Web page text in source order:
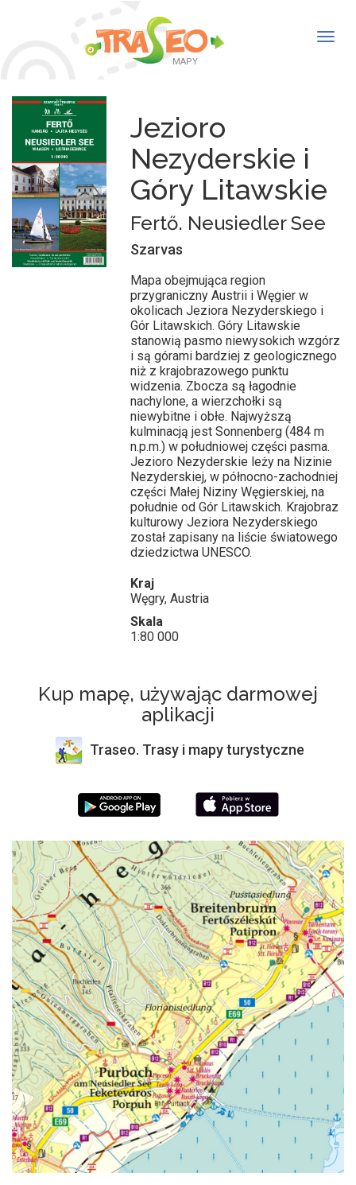
MAPY
Jezioro
Nezyderskie i
Góry Litawskie
Fertő. Neusiedler See
Szarvas
Mapa obejmująca region
przygraniczny Austrii i Węgier w
okolicach Jeziora Nezyderskiego i
Gór Litawskich. Góry Litawskie
stanowią pasmo niewysokich wzgórz
i są górami bardziej z geologicznego
niż z krajobrazowego punktu
widzenia. Zbocza są łagodnie
nachylone, a wierzchołki są
niewybitne i obłe. Najwyższą
kulminacją jest Sonnenberg (484 m
n.p.m.) w południowej części pasma.
Jezioro Nezyderskie leży na Nizinie
Nezyderskiej, w północno-zachodniej
części Małej Niziny Węgierskiej, na
południe od Gór Litawskich. Krajobraz
kulturowy Jeziora Nezyderskiego
został zapisany na liście światowego
dziedzictwa UNESCO.
Kraj
Węgry, Austria
Skala
1:80 000
Kup mapę, używając darmowej
aplikacji
Traseo. Trasy i mapy turystyczne